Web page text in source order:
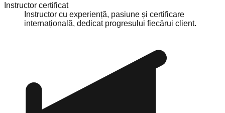
Instructor certificat
Instructor cu experiență, pasiune și certificare
internațională, dedicat progresului fiecărui client.